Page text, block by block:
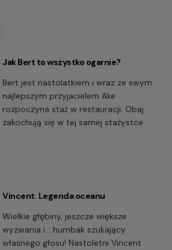
Jak Bert to wszystko ogarnie?
Bert jest nastolatkiem i wraz ze swym
najlepszym przyjacielem Ake
rozpoczyna staż w restauracji. Obaj
zakochują się w tej samej stażystce.
Vincent. Legenda oceanu
Wielkie głębiny, jeszcze większe
wyzwania i… humbak szukający
własnego głosu! Nastoletni Vincent